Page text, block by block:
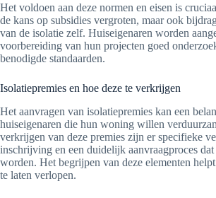
Het voldoen aan deze normen en eisen is
de kans op subsidies vergroten, maar ook
van de isolatie zelf. Huiseigenaren worden
voorbereiding van hun projecten goed
benodigde standaarden.
Isolatiepremies en hoe deze te verkrijgen
Het aanvragen van isolatiepremies kan een
huiseigenaren die hun woning willen
verkrijgen van deze premies zijn er specifieke
inschrijving en een duidelijk aanvraagproces
worden. Het begrijpen van deze elementen
te laten verlopen.